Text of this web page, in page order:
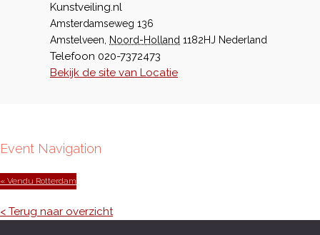
Kunstveiling.nl
Amsterdamseweg 136
Amstelveen
Noord-Holland 1182HJ Nederland
Telefoon 020-7372473
Bekijk de site van Locatie
Event Navigation
« Vendu Rotterdam
< Terug naar overzicht